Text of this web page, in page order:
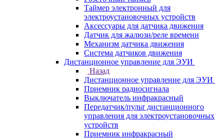
Таймер электронный для
электроустановочных устройств
Аксессуары для датчика движения
Датчик для жалюзи/реле времени
Механизм датчика движения
Система датчиков движения
Дистанционное управление для ЭУИ
Назад
Дистанционное управление для ЭУИ
Приемник радиосигнала
Выключатель инфракрасный
Передатчик/пульт дистанционного
управления для электроустановочных
устройств
Приемник инфракрасный